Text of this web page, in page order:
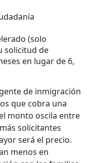
(solo
solicitud de
en lugar de 6,
de inmigración
que cobra una
monto oscila entre
solicitantes
será el precio.
menos en